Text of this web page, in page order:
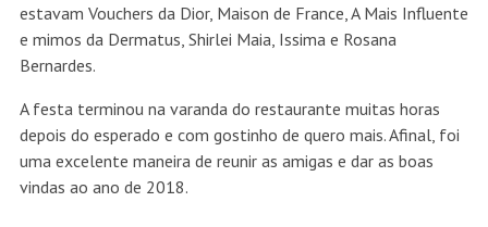
estavam Vouchers da Dior, Maison de France, A Mais Influente
e mimos da Dermatus, Shirlei Maia, Issima e Rosana
Bernardes.
A festa terminou na varanda do restaurante muitas horas
depois do esperado e com gostinho de quero mais. Afinal, foi
uma excelente maneira de reunir as amigas e dar as boas
vindas ao ano de 2018.